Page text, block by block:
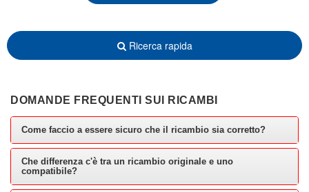
Ricerca rapida
DOMANDE FREQUENTI SUI RICAMBI
Come faccio a essere sicuro che il ricambio sia corretto?
Che differenza c'è tra un ricambio originale e uno
compatibile?